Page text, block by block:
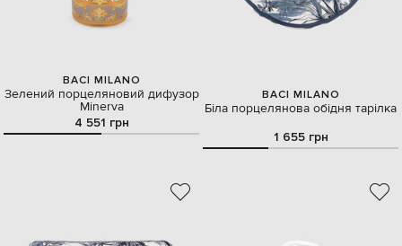
BACI MILANO
Зелений порцеляновий дифузор
Minerva
4 551 грн
BACI MILANO
Біла порцелянова обідня тарілка
1 655 грн